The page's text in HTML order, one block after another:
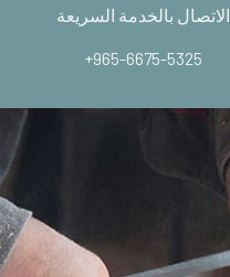
الاتصال بالخدمة السريعة
+965-6675-5325